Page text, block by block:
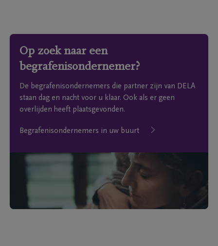
Op zoek naar een
begrafenisondernemer?
De begrafenisondernemers die partner zijn van DELA
staan dag en nacht voor u klaar. Ook als er geen
overlijden heeft plaatsgevonden.
Begrafenisondernemers in uw buurt